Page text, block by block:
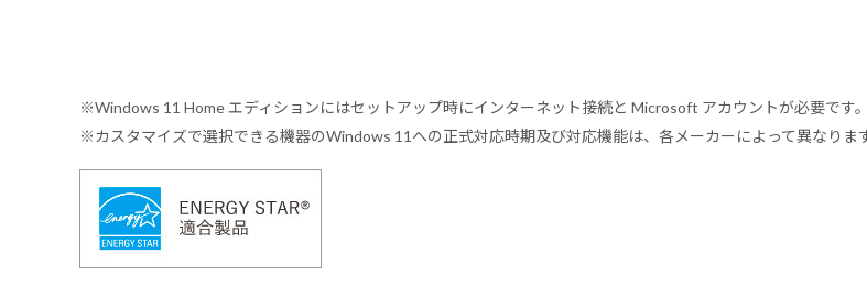
※Windows 11 Home エディションにはセットアップ時にインターネット接続と Microsoft アカウントが必要です。
※カスタマイズで選択できる機器のWindows 11への正式対応時期及び対応機能は、各メーカーによって異なります